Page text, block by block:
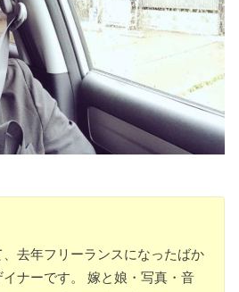
去年フリーランスになったばか
ナーです。 嫁と娘・写真・音